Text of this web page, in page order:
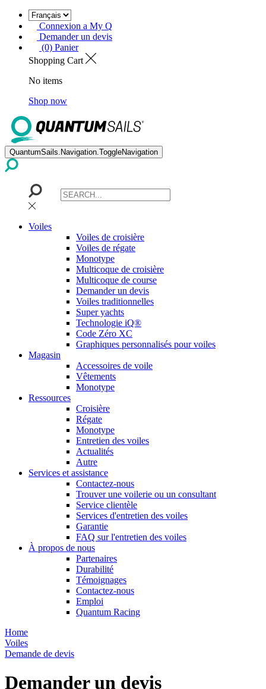
Connexion a My Q
Demander un devis
(0) Panier
Shopping Cart
No items
Shop now
QuantumSails.Navigation.ToggleNavigation
Voiles
Voiles de croisière
Voiles de régate
Monotype
Multicoque de croisière
Multicoque de course
Demander un devis
Voiles traditionnelles
Super yachts
Technologie iQ®
Code Zéro XC
Graphiques personnalisés pour voiles
Magasin
Accessoires de voile
Vêtements
Monotype
Ressources
Croisière
Régate
Monotype
Entretien des voiles
Actualités
Autre
Services et assistance
Contactez-nous
Trouver une voilerie ou un consultant
Service clientèle
Services d'entretien des voiles
Garantie
FAQ sur l'entretien des voiles
À propos de nous
Partenaires
Durabilité
Témoignages
Contactez-nous
Emploi
Quantum Racing
Home
Voiles
Demande de devis
Demander un devis